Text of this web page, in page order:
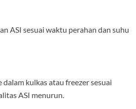
ASI sesuai waktu perahan dan suhu
kulkas atau freezer sesuai
ASI menurun.